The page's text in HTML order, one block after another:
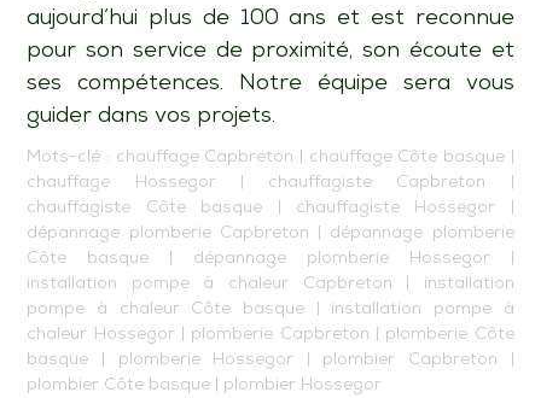
aujourd’hui plus de 100 ans et est reconnue
pour son service de proximité, son écoute et
ses compétences. Notre équipe sera vous
guider dans vos projets.
Mots-clé : chauffage Capbreton chauffage Côte basque|
chauffage Hossegor| chauffagiste Capbreton
chauffagiste Côte basque
chauffagiste Hossegor
dépannage plomberie Capbreton
dépannage plomberie
Côte basque
dépannage plomberie Hossegor|
installation pompe à chaleur Capbreton
installation
pompe à chaleur Côte basque
installation pompe à
chaleur Hossegor| plomberie Capbreton
plomberie Côte
basque
plomberie Hossegor plombier Capbreton
plombier Côte basque
plombier Hossegor